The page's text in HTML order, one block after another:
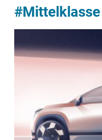
#Mittelklasse